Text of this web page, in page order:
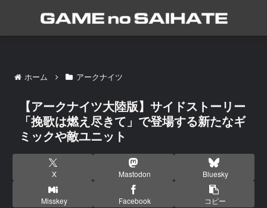
ホーム アークナイツ
【アークナイツ大陸版】サイドストーリー
「挽歌は燃え尽きて」で登場する新たなギ
ミックや敵ユニット
X Mastodon Bluesky
Misskey Facebook コピー